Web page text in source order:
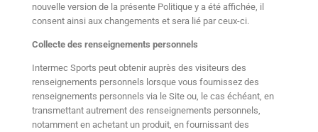
nouvelle version de la présente Politique y a été affichée, il
consent ainsi aux changements et sera lié par ceux-ci.
Collecte des renseignements personnels
Intermec Sports peut obtenir auprès des visiteurs des
renseignements personnels lorsque vous fournissez des
renseignements personnels via le Site ou, le cas échéant, en
transmettant autrement des renseignements personnels,
notamment en achetant un produit, en fournissant des